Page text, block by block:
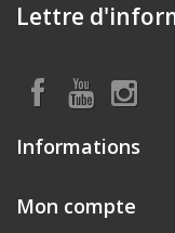
Lettre
Informations
Mon compte